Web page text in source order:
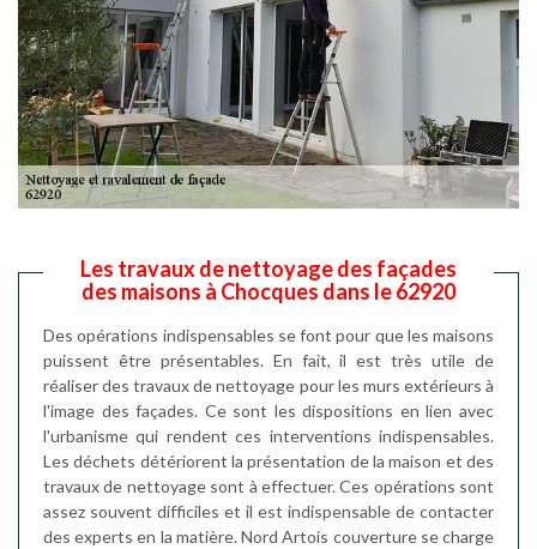
Les travaux de nettoyage des façades
des maisons à Chocques dans le 62920
Des opérations indispensables se font pour que les maisons
puissent être présentables. En fait, il est très utile de
réaliser des travaux de nettoyage pour les murs extérieurs à
l'image des façades. Ce sont les dispositions en lien avec
l'urbanisme qui rendent ces interventions indispensables.
Les déchets détériorent la présentation de la maison et des
travaux de nettoyage sont à effectuer. Ces opérations sont
assez souvent difficiles et il est indispensable de contacter
des experts en la matière. Nord Artois couverture se charge